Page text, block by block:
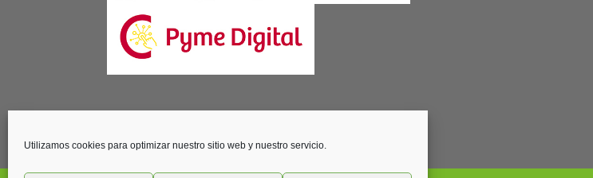
Utilizamos cookies para optimizar nuestro sitio web y nuestro servicio.
41007 Sevilla